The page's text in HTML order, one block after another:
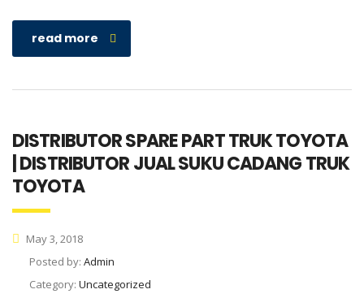
read more
DISTRIBUTOR SPARE PART TRUK TOYOTA
| DISTRIBUTOR JUAL SUKU CADANG TRUK
TOYOTA
May 3, 2018
Posted by: Admin
Category: Uncategorized